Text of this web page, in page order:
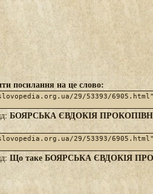
посилання на це слово:
БОЯРСЬКА ЄВДОКІЯ
Що таке БОЯРСЬКА ЄВДОКІЯ